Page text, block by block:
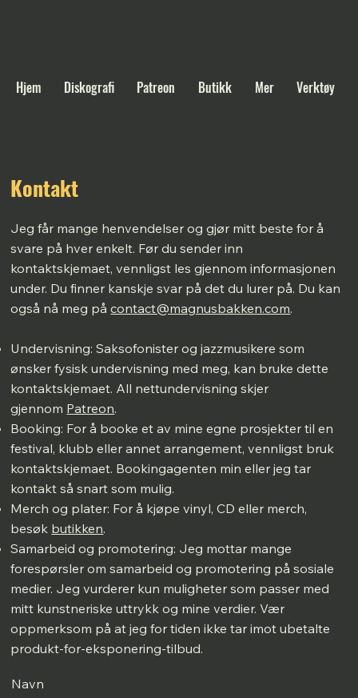
Hjem Diskografi Patreon Butikk Mer Verktøy
Kontakt
Jeg får mange henvendelser og gjør mitt beste for å
svare på hver enkelt. Før du sender inn
kontaktskjemaet, vennligst les gjennom informasjonen
under. Du finner kanskje svar på det du lurer på. Du kan
også nå meg påcontact@magnusbakken.com.
Undervisning: Saksofonister og jazzmusikere som
ønsker fysisk undervisning med meg, kan bruke dette
kontaktskjemaet. All nettundervisning skjer
gjennom Patreon.
Booking: For å booke et av mine egne prosjekter til en
festival, klubb eller annet arrangement, vennligst bruk
kontaktskjemaet. Bookingagenten min eller jeg tar
kontakt så snart som mulig.
Merch og plater: For å kjøpe vinyl, CD eller merch,
besøk butikken.
Samarbeid og promotering: Jeg mottar mange
forespørsler om samarbeid og promotering på sosiale
medier. Jeg vurderer kun muligheter som passer med
mitt kunstneriske uttrykk og mine verdier. Vær
oppmerksom på at jeg for tiden ikke tar imot ubetalte
produkt-for-eksponering-tilbud.
Navn